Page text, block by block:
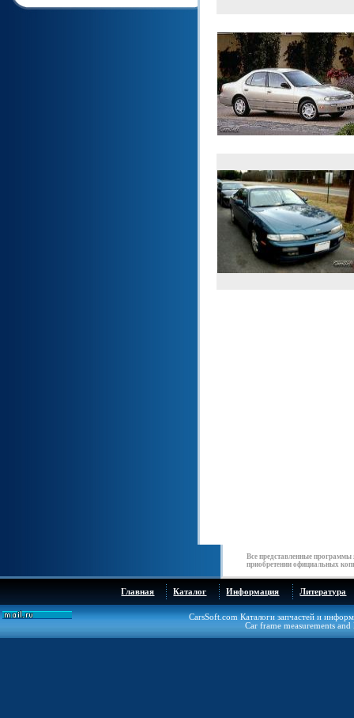
Все представленные
приобретении официальных
Главная Каталог Информация Литература
CarsSoft.com Каталоги запчастей и
Car frame measurements